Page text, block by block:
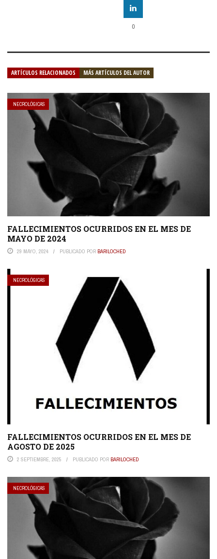
0
ARTÍCULOS RELACIONADOS MÁS ARTÍCULOS DEL AUTOR
NECROLÓGICAS
FALLECIMIENTOS OCURRIDOS EN EL MES DE
MAYO DE 2024
29 MAYO, 2024 PUBLICADO POR BARILOCHED
NECROLÓGICAS
FALLECIMIENTOS OCURRIDOS EN EL MES DE
AGOSTO DE 2025
2 SEPTIEMBRE, 2025 PUBLICADO POR BARILOCHED
NECROLÓGICAS